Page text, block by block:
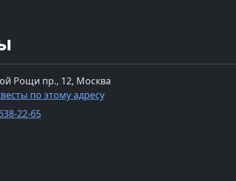
Рощи пр., 12, Москва
по этому адресу
22-65